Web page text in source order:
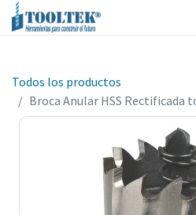
Todos los productos
Broca Anular HSS Rectificada